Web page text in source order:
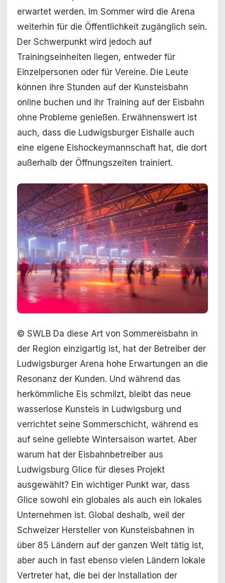
erwartet werden. Im Sommer wird die Arena
weiterhin für die Öffentlichkeit zugänglich sein.
Der Schwerpunkt wird jedoch auf
Trainingseinheiten liegen, entweder für
Einzelpersonen oder für Vereine. Die Leute
können ihre Stunden auf der Kunsteisbahn
online buchen und ihr Training auf der Eisbahn
ohne Probleme genießen. Erwähnenswert ist
auch, dass die Ludwigsburger Eishalle auch
eine eigene Eishockeymannschaft hat, die dort
außerhalb der Öffnungszeiten trainiert.
© SWLB Da diese Art von Sommereisbahn in
der Region einzigartig ist, hat der Betreiber der
Ludwigsburger Arena hohe Erwartungen an die
Resonanz der Kunden. Und während das
herkömmliche Eis schmilzt, bleibt das neue
wasserlose Kunsteis in Ludwigsburg und
verrichtet seine Sommerschicht, während es
auf seine geliebte Wintersaison wartet. Aber
warum hat der Eisbahnbetreiber aus
Ludwigsburg Glice für dieses Projekt
ausgewählt? Ein wichtiger Punkt war, dass
Glice sowohl ein globales als auch ein lokales
Unternehmen ist. Global deshalb, weil der
Schweizer Hersteller von Kunsteisbahnen in
über 85 Ländern auf der ganzen Welt tätig ist,
aber auch in fast ebenso vielen Ländern lokale
Vertreter hat, die bei der Installation der